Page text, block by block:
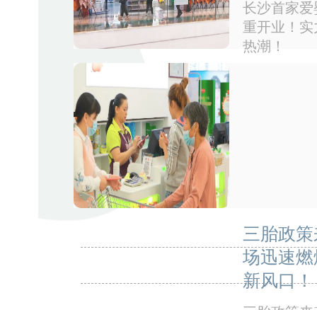
长沙首家
重开业！
热潮！
三胎政
场迅速
新风口！